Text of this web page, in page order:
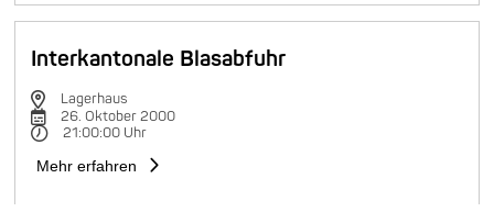
Interkantonale Blasabfuhr
Lagerhaus
26. Oktober 2000
21:00:00 Uhr
Mehr erfahren